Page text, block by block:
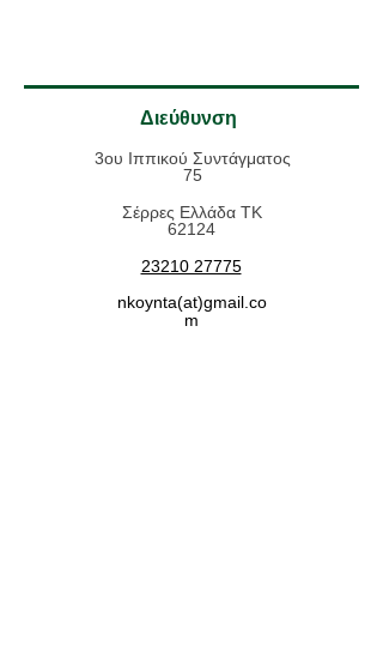
Διεύθυνση
3ου Ιππικού Συντάγματος
75
Σέρρες Ελλάδα ΤΚ
62124
23210 27775
nkoynta(at)gmail.co
m